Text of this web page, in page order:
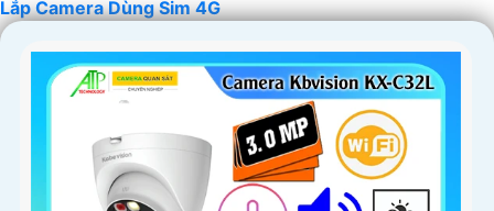
Lắp Camera Dùng Sim 4G